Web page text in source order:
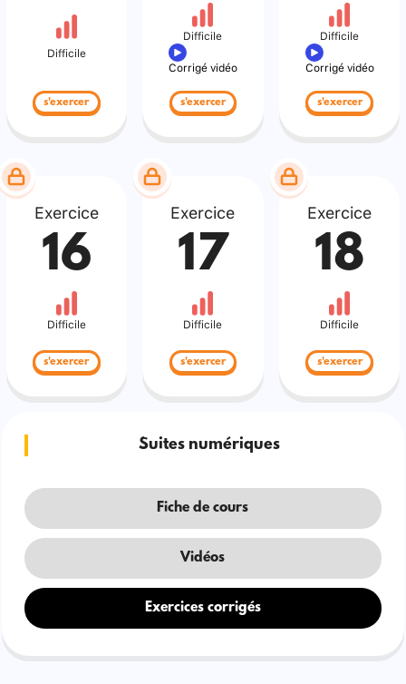
Difficile
s'exercer
Difficile
Corrigé vidéo
s'exercer
Difficile
Corrigé vidéo
s'exercer
Exercice
16
Difficile
s'exercer
Exercice
17
Difficile
s'exercer
Exercice
18
Difficile
s'exercer
Suites numériques
Fiche de cours
Vidéos
Exercices corrigés